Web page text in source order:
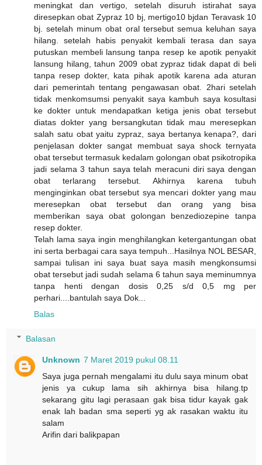
meningkat dan vertigo, setelah disuruh istirahat saya
diresepkan obat Zypraz 10 bj, mertigo10 bjdan Teravask 10
bj. setelah minum obat oral tersebut semua keluhan saya
hilang. setelah habis penyakit kembali terasa dan saya
putuskan membeli lansung tanpa resep ke apotik penyakit
lansung hilang, tahun 2009 obat zypraz tidak dapat di beli
tanpa resep dokter, kata pihak apotik karena ada aturan
dari pemerintah tentang pengawasan obat. 2hari setelah
tidak menkomsumsi penyakit saya kambuh saya kosultasi
ke dokter untuk mendapatkan ketiga jenis obat tersebut
diatas dokter yang bersangkutan tidak mau meresepkan
salah satu obat yaitu zypraz, saya bertanya kenapa?, dari
penjelasan dokter sangat membuat saya shock ternyata
obat tersebut termasuk kedalam golongan obat psikotropika
jadi selama 3 tahun saya telah meracuni diri saya dengan
obat terlarang tersebut. Akhirnya karena tubuh
menginginkan obat tersebut sya mencari dokter yang mau
meresepkan obat tersebut dan orang yang bisa
memberikan saya obat golongan benzediozepine tanpa
resep dokter.
Telah lama saya ingin menghilangkan ketergantungan obat
ini serta berbagai cara saya tempuh...Hasilnya NOL BESAR,
sampai tulisan ini saya buat saya masih mengkonsumsi
obat tersebut jadi sudah selama 6 tahun saya meminumnya
tanpa henti dengan dosis 0,25 s/d 0,5 mg per
perhari....bantulah saya Dok...
Balas
Balasan
Unknown 7 Maret 2019 pukul 08.11
Saya juga pernah mengalami itu dulu saya minum obat
jenis ya cukup lama sih akhirnya bisa hilang.tp
sekarang gitu lagi perasaan gak bisa tidur kayak gak
enak lah badan sma seperti yg ak rasakan waktu itu
salam
Arifin dari balikpapan